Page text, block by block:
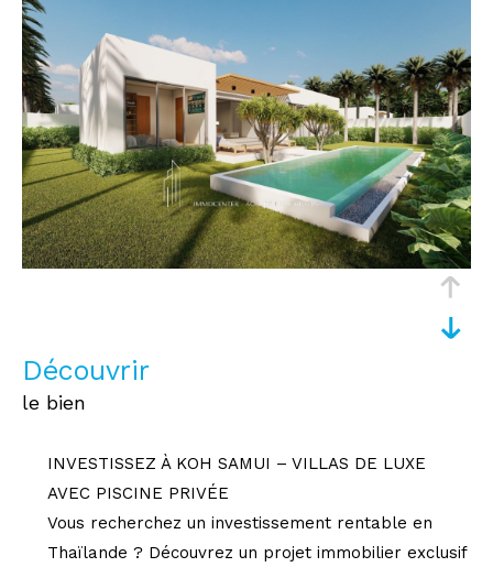
découvrir
le bien
INVESTISSEZ À KOH SAMUI – VILLAS DE LUXE
AVEC PISCINE PRIVÉE
Vous recherchez un investissement rentable en
Thaïlande ? Découvrez un projet immobilier exclusif